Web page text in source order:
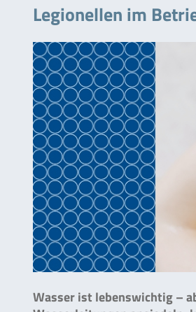
Legionellen im
Wasser ist lebenswichtig –